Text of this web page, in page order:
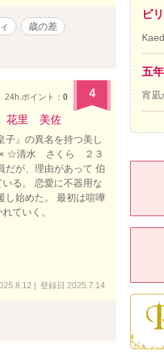
歳の差
24h.ポイント： 0 4
花里 美佐
』の異名を持つ美し
× ☆清水 さくら ２３
が、理由があって 伯
る。 恋愛に不器用な
し始めた。 最初は喧嘩
ていく。
| 登録日 2025.7.14
ビ
五
宵凪